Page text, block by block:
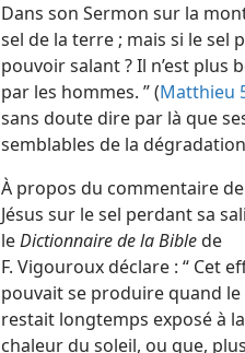
Dans son Sermon sur la
sel de la terre ; mais si le sel
pouvoir salant ? Il n’est plus
par les hommes. ” (Matthieu
sans doute dire par là que
semblables de la
À propos du commentaire de
Jésus sur le sel perdant sa
leDictionnaire de la Biblede
F. Vigouroux déclare : “ Cet
pouvait se produire quand le
restait longtemps exposé à la
chaleur du soleil, ou que,